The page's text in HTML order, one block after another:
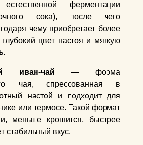
ферментации
сока), после чего
чему приобретает более
цвет настоя и мягкую
иван-чай —форма
чая, спрессованная в
настой и подходит для
или термосе. Такой формат
меньше крошится, быстрее
стабильный вкус.